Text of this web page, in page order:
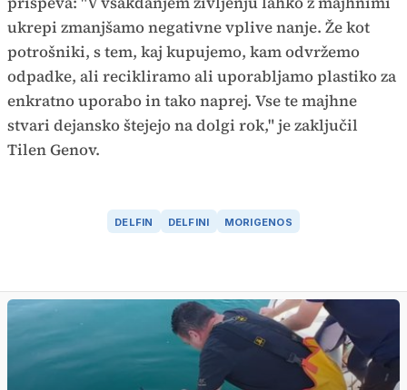
ukrepi zmanjšamo negativne vplive nanje. Že kot
potrošniki, s tem, kaj kupujemo, kam odvržemo
odpadke, ali recikliramo ali uporabljamo plastiko za
enkratno uporabo in tako naprej. Vse te majhne
stvari dejansko štejejo na dolgi rok," je zaključil
Tilen Genov.
DELFIN DELFINI MORIGENOS